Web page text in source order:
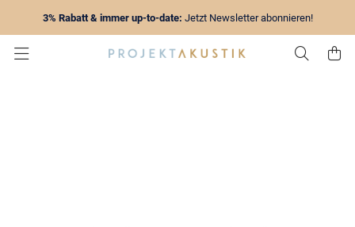
3% Rabatt & immer up-to-date: Jetzt Newsletter abonnieren!
Zur